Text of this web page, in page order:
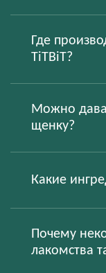
Где
TiTBiT?
Можно
щенку?
Какие
Почему
лакомства